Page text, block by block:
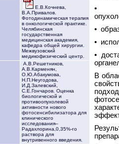
Е.В.Кочнева,
В.А.Привалов.
Фотодинамическая терапия
в онкологической практике.
Челябинская
государственная
медицинская академия,
кафедра общей хирургии.
Межвузовский
медикофизический центр.
А.В.Решетников,
А.В.Карменян,
О.Ю.Абакумова,
Н.П.Неугодова,
И.Д.Залевский,
С.Е.Гончаров. Оценка
биологической и
противоопухолевой
активности нового
фотосенсибилизатора для
клинического
исследования–
Радахлорина,0,35%-го
раствора для
внутривенного введения.
•
•
•
•
В